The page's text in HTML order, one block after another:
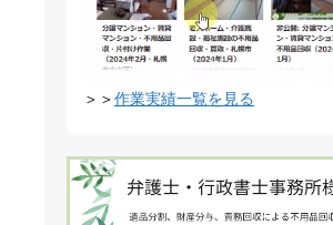
＞＞作業実績一覧を見る